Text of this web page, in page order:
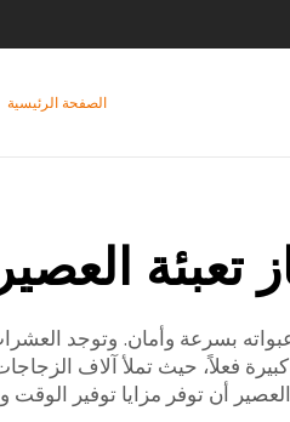
الصفحة الرئيسية
تعبئة العصير
بسرعة وأمان. وتوجد
أن توفر مزايا توفير